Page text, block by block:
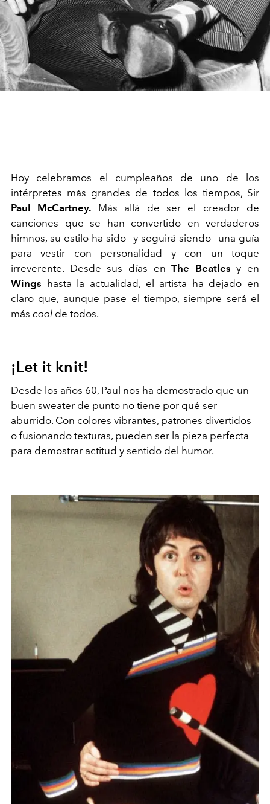
Hoy celebramos el cumpleaños de uno de los
intérpretes más grandes de todos los tiempos, Sir
Paul McCartney. Más allá de ser el creador de
canciones que se han convertido en verdaderos
himnos, su estilo ha sido –y seguirá siendo– una guía
para vestir con personalidad y con un toque
irreverente. Desde sus días enThe Beatlesy en
Wings hasta la actualidad, el artista ha dejado en
claro que, aunque pase el tiempo, siempre será el
más cool de todos.
¡Let it knit!
Desde los años 60, Paul nos ha demostrado que un
buen sweater de punto no tiene por qué ser
aburrido. Con colores vibrantes, patrones divertidos
o fusionando texturas, pueden ser la pieza perfecta
para demostrar actitud y sentido del humor.